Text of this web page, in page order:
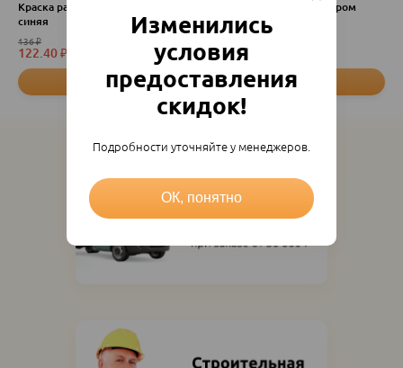
Краска разметочная д/шнура
синяя
136₽
122.40₽
Отвес малярный со шнуром
100г.L-5м.
149 ₽
Изменились
условия
предоставления
скидок!
Подробности уточняйте у менеджеров.
ОК, понятно